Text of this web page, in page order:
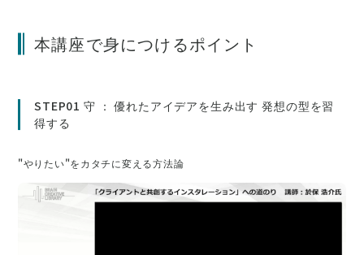
りに新しい価値感を見出そうとしている。
本講座で身につけるポイント
STEP01 守 ： 優れたアイデアを生み出す 発想の型を習
得する
"やりたい"をカタチに変える方法論